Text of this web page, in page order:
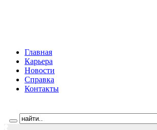
Главная
Карьера
Новости
Справка
Контакты